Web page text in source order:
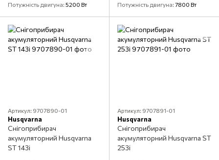
Потужність двигуна 5200 Вт
Потужність двигуна 7800 Вт
Артикул: 9707890-01
Husqvarna
Снігоприбирач
акумуляторний Husqvarna
ST 143i
Артикул: 9707891-01
Husqvarna
Снігоприбирач
акумуляторний Husqvarna ST
253i